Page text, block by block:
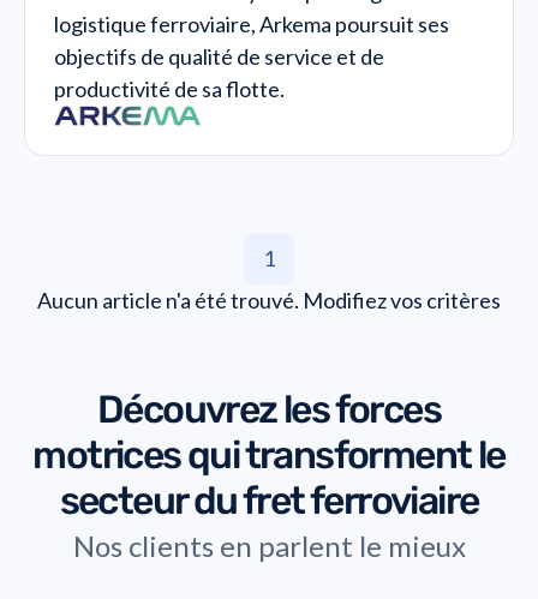
logistique ferroviaire, Arkema poursuit ses
objectifs de qualité de service et de
productivité de sa flotte.
1
Aucun article n'a été trouvé. Modifiez vos critères
Découvrez les forces
motrices qui transforment le
secteur du fret ferroviaire
Nos clients en parlent le mieux